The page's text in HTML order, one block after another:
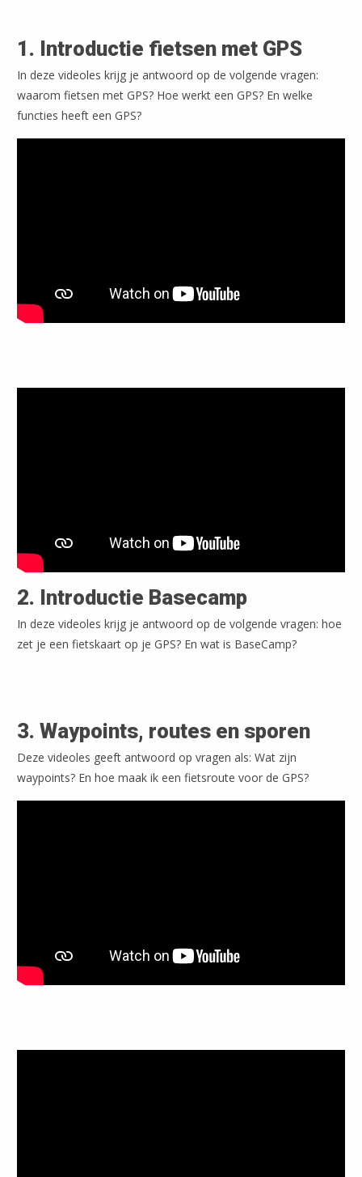
1. Introductie fietsen met GPS
In deze videoles krijg je antwoord op de volgende vragen:
waarom fietsen met GPS? Hoe werkt een GPS? En welke
functies heeft een GPS?
2. Introductie Basecamp
In deze videoles krijg je antwoord op de volgende vragen: hoe
zet je een fietskaart op je GPS? En wat is BaseCamp?
3. Waypoints, routes en sporen
Deze videoles geeft antwoord op vragen als: Wat zijn
waypoints? En hoe maak ik een fietsroute voor de GPS?